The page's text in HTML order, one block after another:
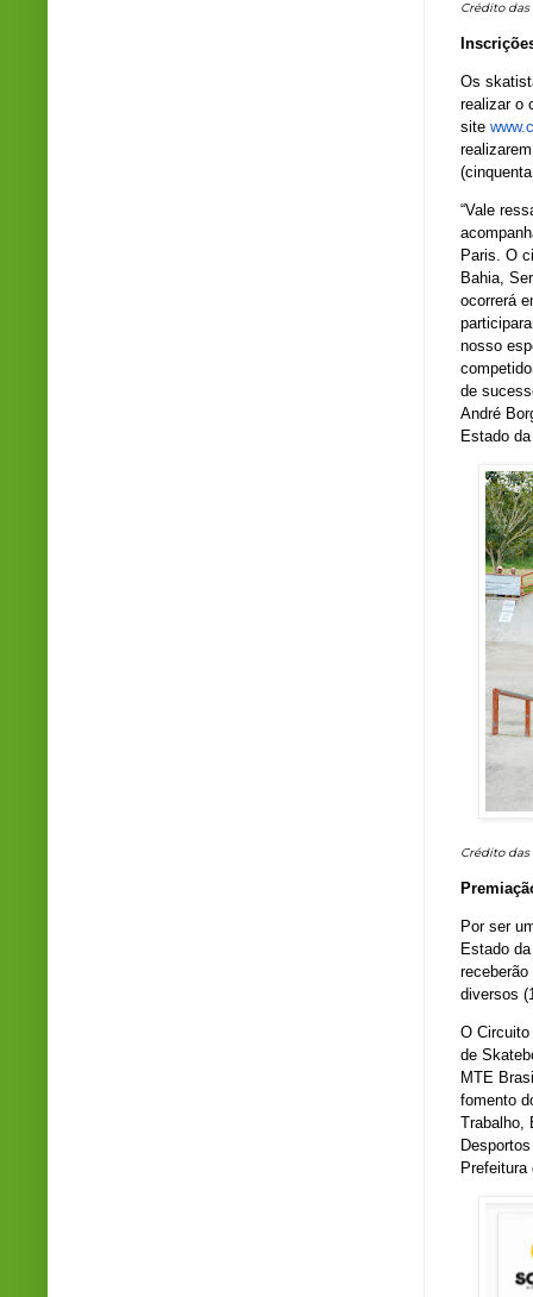
Crédito
Os
realizar o
site
“Vale
Paris. O
Bahia,
ocorrerá
nosso
de
André
Estado
Crédito
Por ser
Estado
receberão
diversos
O
de
MTE
fomento
Trabalho,
Prefeitura